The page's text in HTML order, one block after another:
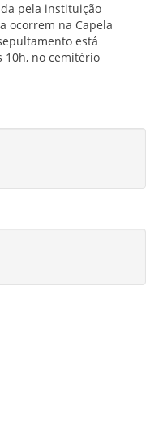
pela instituição
ocorrem na Capela
está
10h, no cemitério